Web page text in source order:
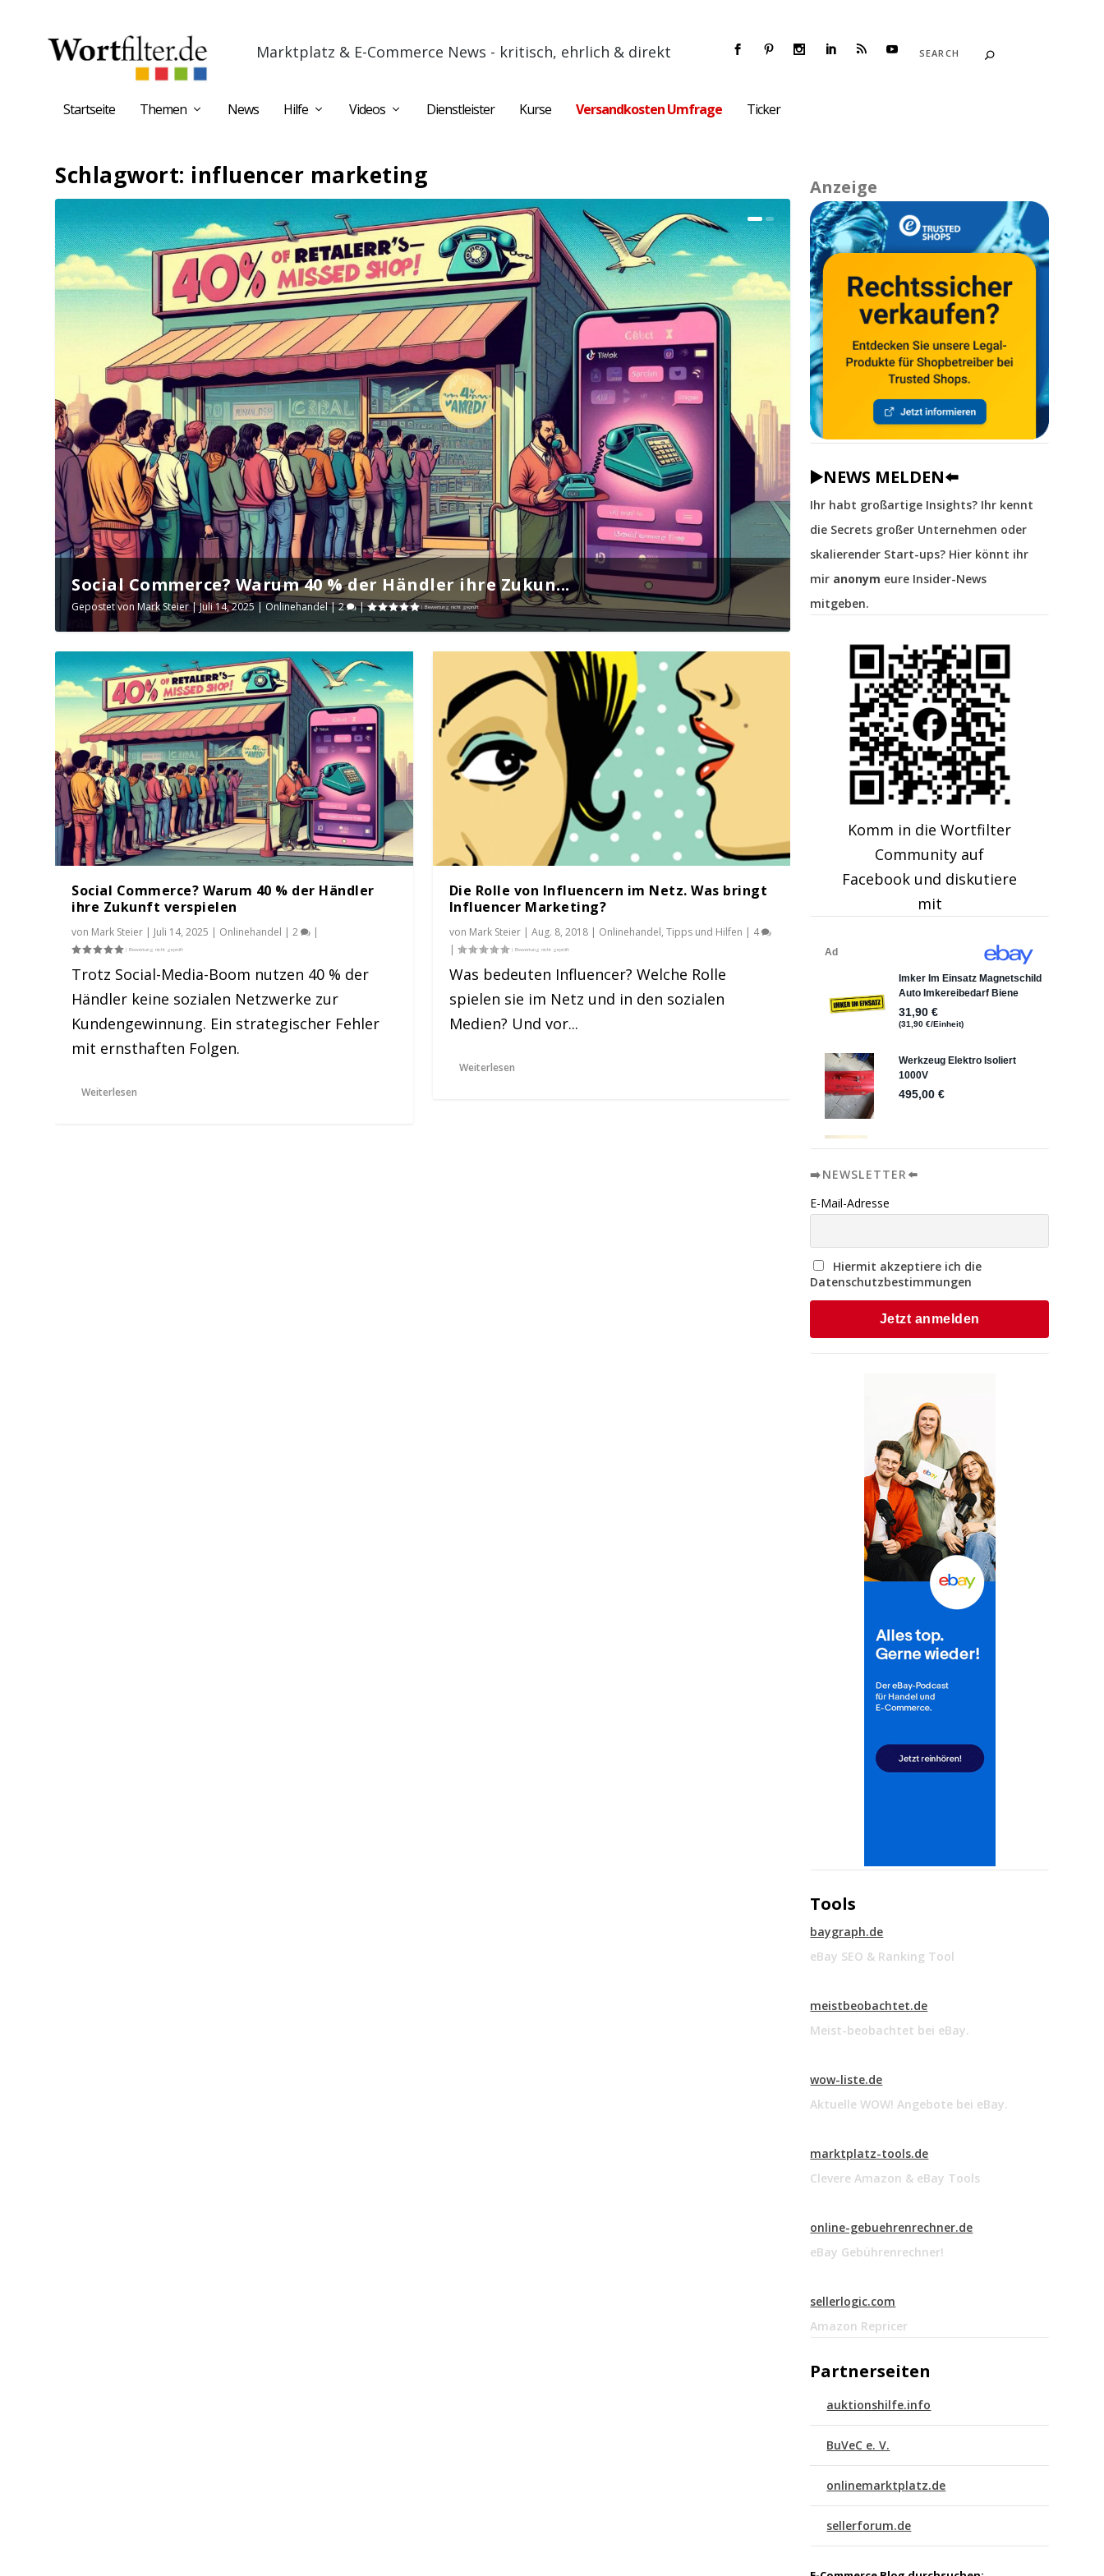
Marktplatz & E-Commerce News - kritisch, ehrlich & direkt
Startseite Themen News Hilfe Videos Dienstleister Kurse Versandkosten Umfrage Ticker
Schlagwort: influencer marketing
Social Commerce? Warum 40 % der Händler ihre Zukun...
Gepostet vonMark Steier|Juli 14, 2025|Onlinehandel|2 |
Die Rolle von Influencern im Netz. Was bringt Infl...
Social Commerce? Warum 40 % der Händler
ihre Zukunft verspielen
von Mark Steier | Juli 14, 2025 | Onlinehandel |2 |
Trotz Social-Media-Boom nutzen 40 % der
Händler keine sozialen Netzwerke zur
Kundengewinnung. Ein strategischer Fehler
mit ernsthaften Folgen.
Weiterlesen
Die Rolle von Influencern im Netz. Was bringt
Influencer Marketing?
von Mark Steier| Aug. 8, 2018| Onlinehandel, Tipps und Hilfen | 4
|
Was bedeuten Influencer? Welche Rolle
spielen sie im Netz und in den sozialen
Medien? Und vor...
Weiterlesen
Anzeige
▶️NEWS MELDEN⬅️
Ihr habt großartige Insights? Ihr kennt
die Secrets großer Unternehmen oder
skalierender Start-ups? Hier könnt ihr
mir anonym eure Insider-News
mitgeben.
Komm in die Wortfilter
Community auf
Facebook und diskutiere
mit
➡️NEWSLETTER⬅️
E-Mail-Adresse
Hiermit akzeptiere ich die
Datenschutzbestimmungen
Tools
baygraph.de
eBay SEO & Ranking Tool
meistbeobachtet.de
Meist-beobachtet bei eBay.
wow-liste.de
Aktuelle WOW! Angebote bei eBay.
marktplatz-tools.de
Clevere Amazon & eBay Tools
online-gebuehrenrechner.de
eBay Gebührenrechner!
sellerlogic.com
Amazon Repricer
Partnerseiten
auktionshilfe.info
BuVeC e. V.
onlinemarktplatz.de
sellerforum.de